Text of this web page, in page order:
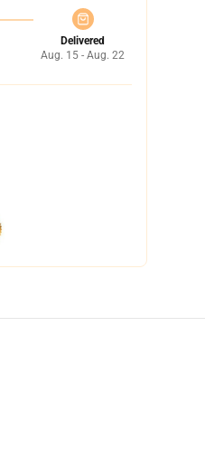
Delivered
Aug. 15 - Aug. 22